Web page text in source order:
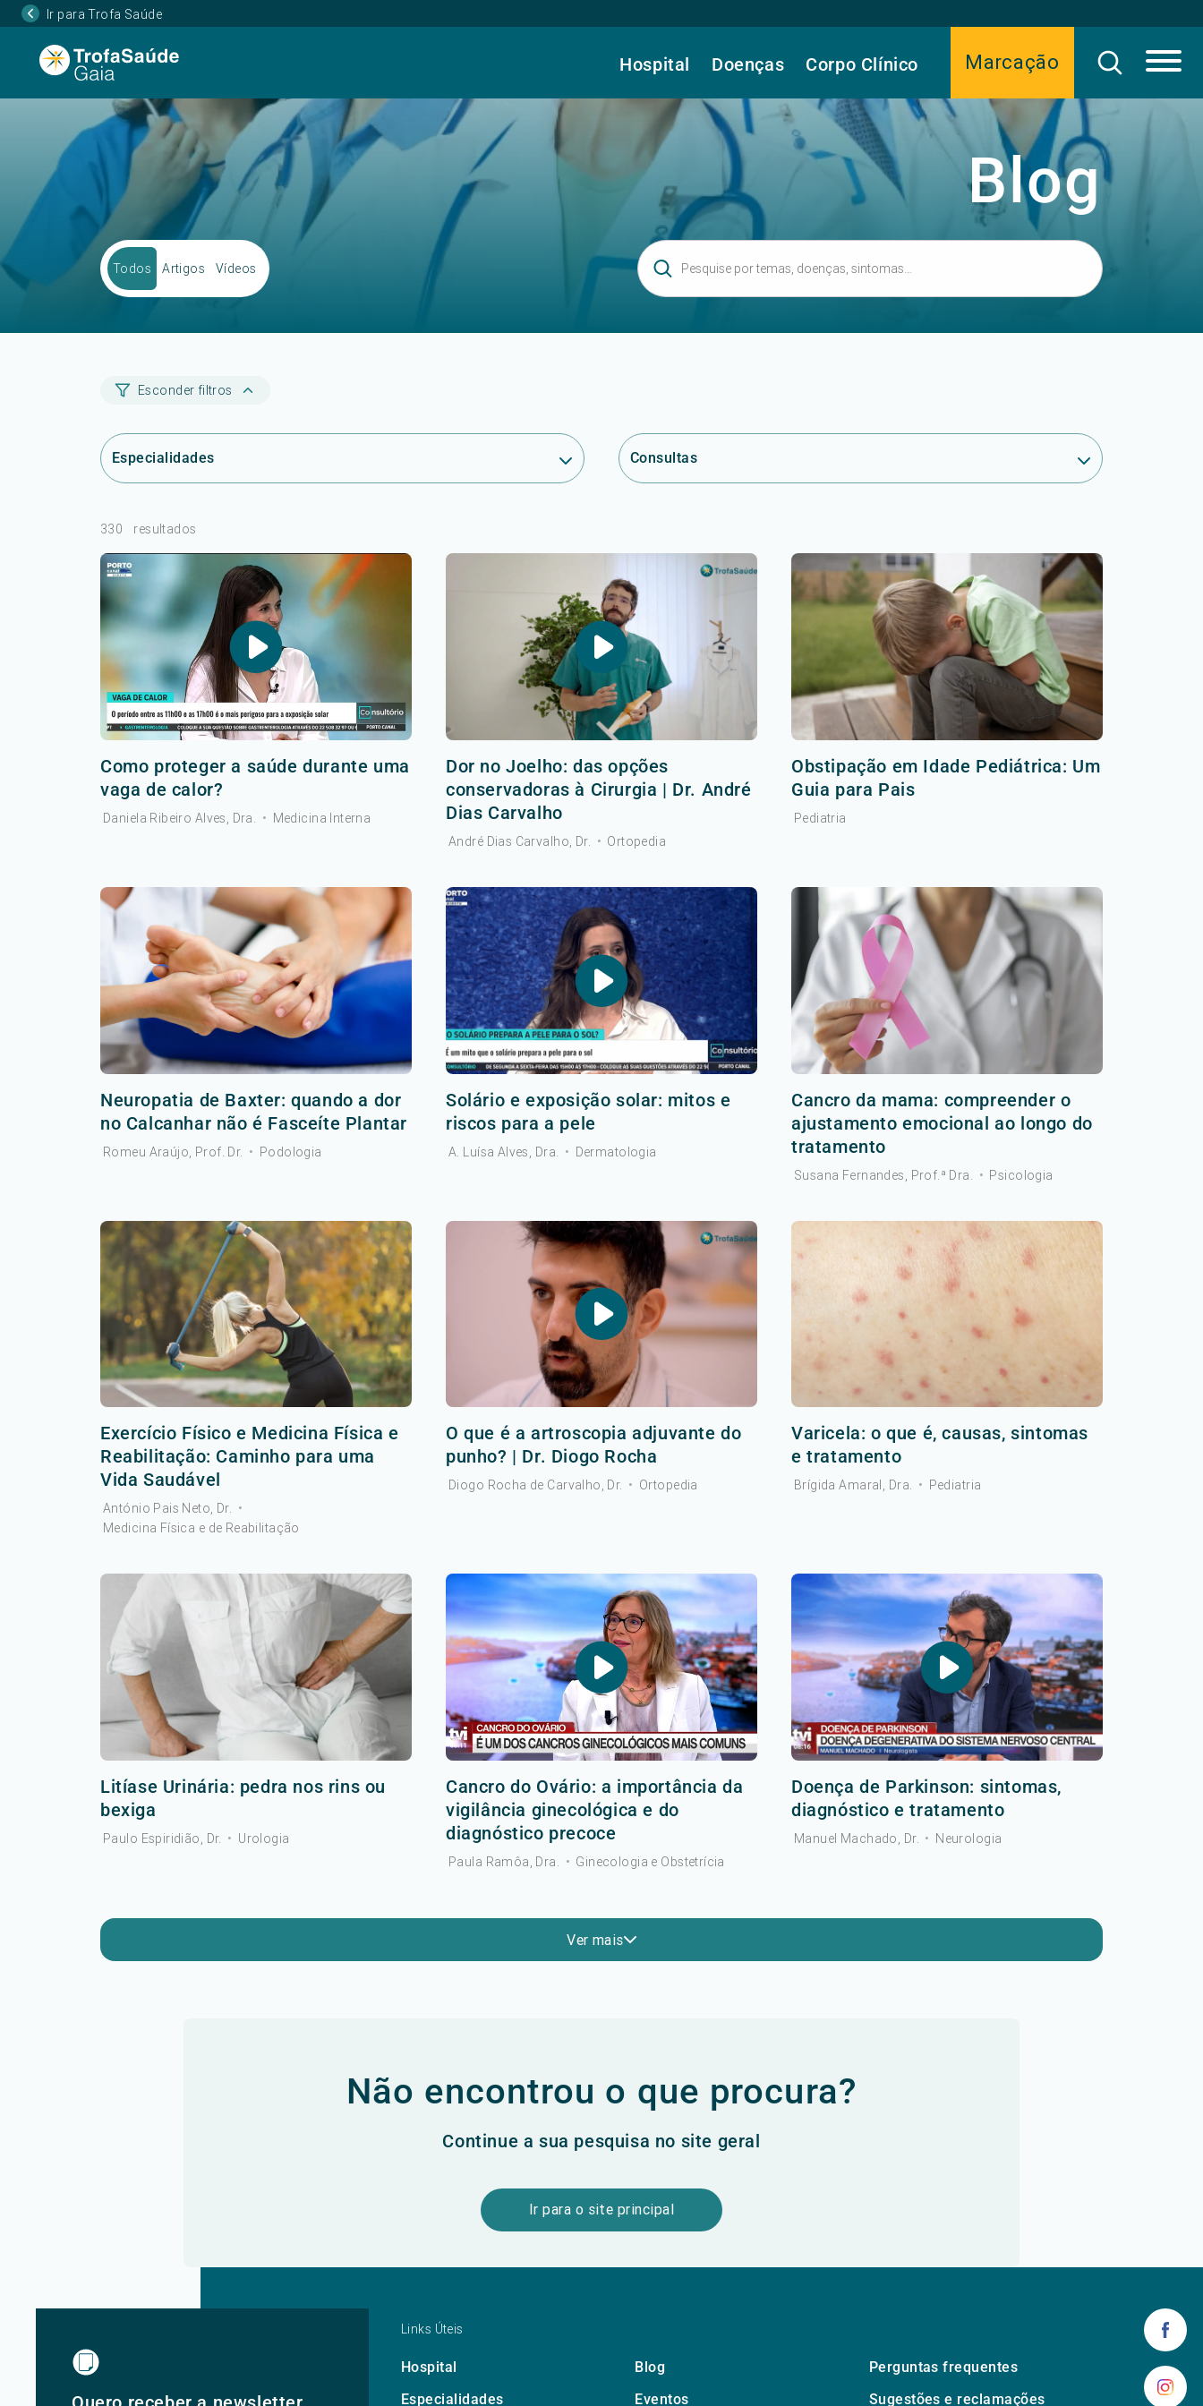
Ir para Trofa Saúde
Marcação
Hospital Doenças Corpo Clínico
Blog
Todos Artigos Vídeos
Esconder filtros
Especialidades Consultas
330 resultados
Como proteger a saúde durante uma
vaga de calor?
Daniela Ribeiro Alves, Dra. • Medicina Interna
Dor no Joelho: das opções
conservadoras à Cirurgia | Dr. André
Dias Carvalho
André Dias Carvalho, Dr. • Ortopedia
Obstipação em Idade Pediátrica: Um
Guia para Pais
Pediatria
Neuropatia de Baxter: quando a dor
no Calcanhar não é Fasceíte Plantar
Romeu Araújo, Prof. Dr. • Podologia
Solário e exposição solar: mitos e
riscos para a pele
A. Luísa Alves, Dra. • Dermatologia
Cancro da mama: compreender o
ajustamento emocional ao longo do
tratamento
Susana Fernandes, Prof.ª Dra. • Psicologia
Exercício Físico e Medicina Física e
Reabilitação: Caminho para uma
Vida Saudável
António Pais Neto, Dr. •
Medicina Física e de Reabilitação
O que é a artroscopia adjuvante do
punho? | Dr. Diogo Rocha
Diogo Rocha de Carvalho, Dr. • Ortopedia
Varicela: o que é, causas, sintomas
e tratamento
Brígida Amaral, Dra. • Pediatria
Litíase Urinária: pedra nos rins ou
bexiga
Paulo Espiridião, Dr. • Urologia
Cancro do Ovário: a importância da
vigilância ginecológica e do
diagnóstico precoce
Paula Ramôa, Dra. • Ginecologia e Obstetrícia
Doença de Parkinson: sintomas,
diagnóstico e tratamento
Manuel Machado, Dr. • Neurologia
Ver mais
Não encontrou o que procura?
Continue a sua pesquisa no site geral
Ir para o site principal
Links Úteis
Hospital Blog
Perguntas frequentes
Especialidades
Eventos Sugestões e reclamações